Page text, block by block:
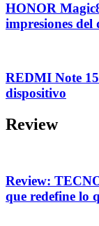
HONOR
impresiones del
REDMI Note
dispositivo
Review
Review:
que redefine lo